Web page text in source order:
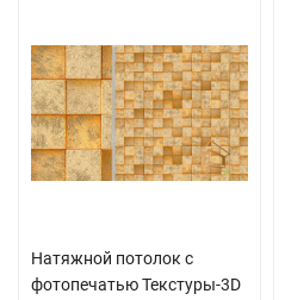
Натяжной потолок с
фотопечатью Текстуры-3D